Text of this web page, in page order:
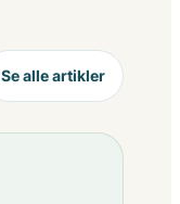
Se alle artikler